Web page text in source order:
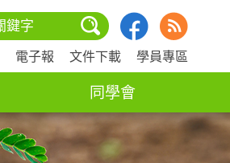
電子報 文件下載 學員專區
同學會